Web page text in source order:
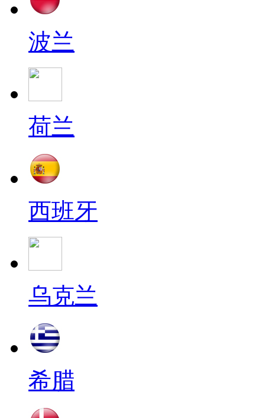
波兰
荷兰
西班牙
乌克兰
希腊